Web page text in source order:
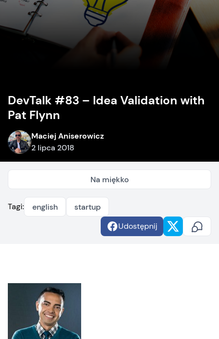
DevTalk #83 – Idea Validation with
Pat Flynn
Maciej Aniserowicz
2 lipca 2018
Na miękko
Tagi: english
startup
Udostępnij